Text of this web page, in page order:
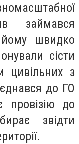
займався
швидко
сісти
цивільних з
до ГО
провізію до
звідти